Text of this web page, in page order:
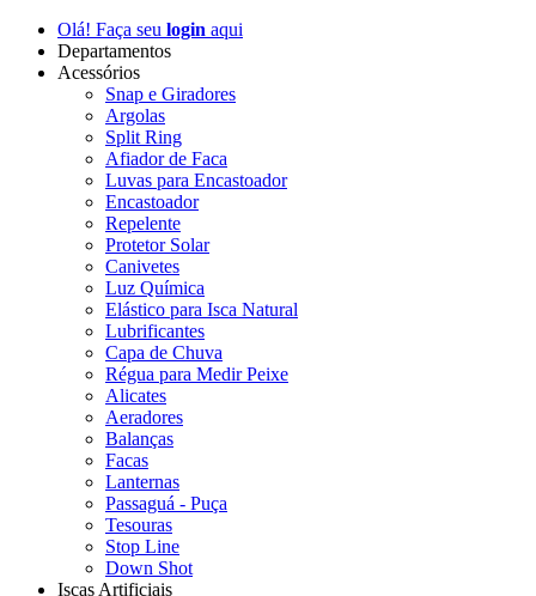
Olá! Faça seu login aqui
Departamentos
Acessórios
Snap e Giradores
Argolas
Split Ring
Afiador de Faca
Luvas para Encastoador
Encastoador
Repelente
Protetor Solar
Canivetes
Luz Química
Elástico para Isca Natural
Lubrificantes
Capa de Chuva
Régua para Medir Peixe
Alicates
Aeradores
Balanças
Facas
Lanternas
Passaguá - Puça
Tesouras
Stop Line
Down Shot
Iscas Artificiais